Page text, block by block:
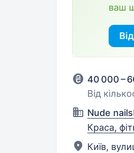
ваш
40 000 –
Від
Nude
Краса,
Київ,